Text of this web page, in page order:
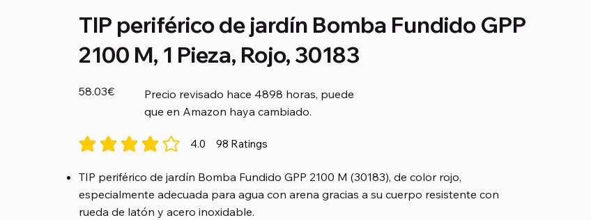
TIP periférico de jardín Bomba Fundido GPP
2100 M, 1 Pieza, Rojo, 30183
58.03€
Precio revisado hace 4898 horas, puede
que en Amazon haya cambiado.
4.0 98 Ratings
la calificación promedio es 4 de 5, basada en 98 votos, Ratings
TIP periférico de jardín Bomba Fundido GPP 2100 M (30183), de color rojo,
especialmente adecuada para agua con arena gracias a su cuerpo resistente con
rueda de latón y acero inoxidable.